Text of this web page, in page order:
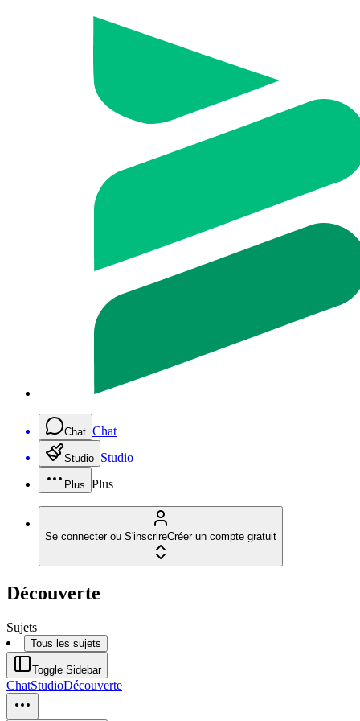
Chat Chat
Studio Studio
Plus Plus
Se connecter ou S'inscrireCréer un compte gratuit
Découverte
Sujets
Tous les sujets
Toggle Sidebar
ChatStudioDécouverte